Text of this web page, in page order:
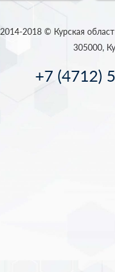
2014-2018 © Курская
305000,
+7 (4712)